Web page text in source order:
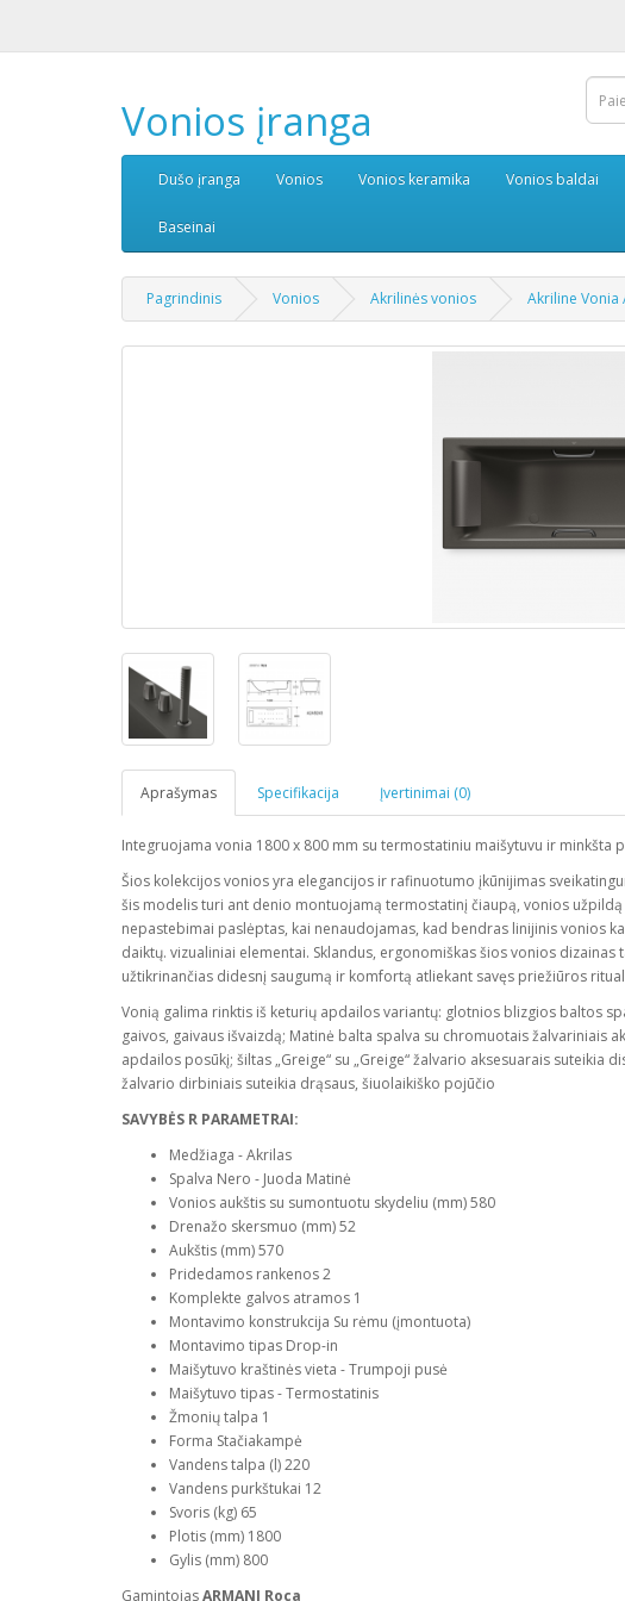
Vonios įranga
Dušo įranga Vonios Vonios keramika Vonios baldai
Baseinai
Pagrindinis Vonios Akrilinės vonios Akriline Vonia
Aprašymas Specifikacija Įvertinimai (0)
Integruojama vonia 1800 x 800 mm su termostatiniu maišytuvu ir minkšta
Šios kolekcijos vonios yra elegancijos ir rafinuotumo įkūnijimas
šis modelis turi ant denio montuojamą termostatinį čiaupą, vonios
nepastebimai paslėptas, kai nenaudojamas, kad bendras linijinis vonios
daiktų. vizualiniai elementai. Sklandus, ergonomiškas šios vonios
užtikrinančias didesnį saugumą ir komfortą atliekant savęs priežiūros
Vonią galima rinktis iš keturių apdailos variantų: glotnios blizgios baltos
gaivos, gaivaus išvaizdą; Matinė balta spalva su chromuotais žalvariniais
apdailos posūkį; šiltas „Greige“ su „Greige“ žalvario aksesuarais
žalvario dirbiniais suteikia drąsaus, šiuolaikiško pojūčio
SAVYBĖS R PARAMETRAI:
Medžiaga - Akrilas
Spalva Nero - Juoda Matinė
Vonios aukštis su sumontuotu skydeliu (mm) 580
Drenažo skersmuo (mm) 52
Aukštis (mm) 570
Pridedamos rankenos 2
Komplekte galvos atramos 1
Montavimo konstrukcija Su rėmu (įmontuota)
Montavimo tipas Drop-in
Maišytuvo kraštinės vieta - Trumpoji pusė
Maišytuvo tipas - Termostatinis
Žmonių talpa 1
Forma Stačiakampė
Vandens talpa (l) 220
Vandens purkštukai 12
Svoris (kg) 65
Plotis (mm) 1800
Gylis (mm) 800
GamintojasARMANI Roca